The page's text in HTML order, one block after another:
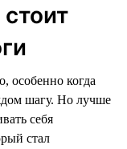
особенно когда
шагу. Но лучше
себя
стал